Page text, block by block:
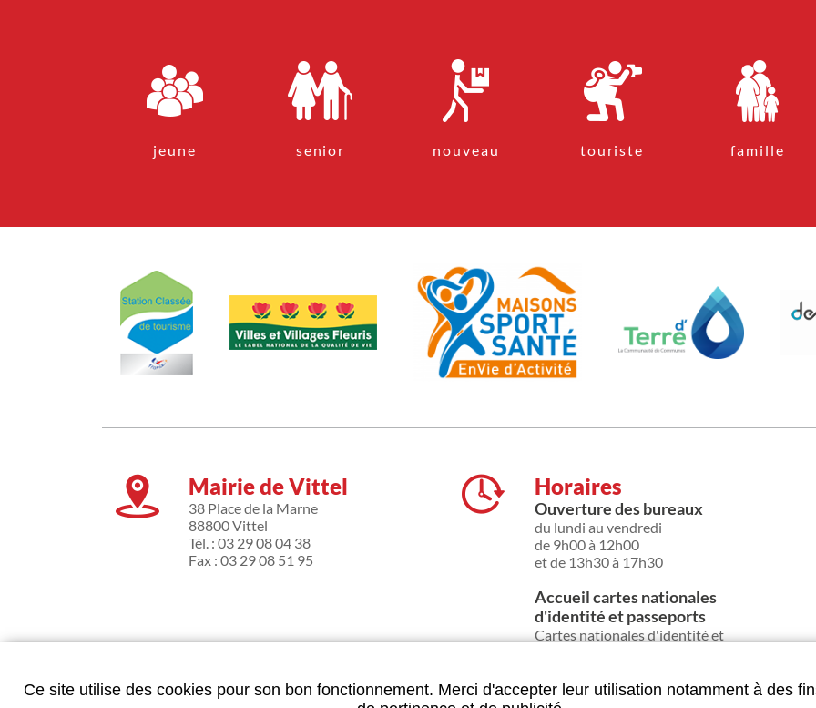
Ce site utilise des cookies pour son bon fonctionnement. Merci d'accepter leur utilisation notamment à des
jeune senior nouveau touriste famille
Mairie de Vittel
38 Place de la Marne
88800 Vittel
Tél. : 03 29 08 04 38
Fax : 03 29 08 51 95
Horaires
Ouverture des bureaux
du lundi au vendredi
de 9h00 à 12h00
et de 13h30 à 17h30
Accueil cartes nationales
d'identité et passeports
Cartes nationales d'identité et
sur rendez-vous par téléphone :
03 29 08 04 38 ou par mail : cni@ville-